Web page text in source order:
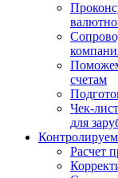
счетам
Чек-
для
Расчет